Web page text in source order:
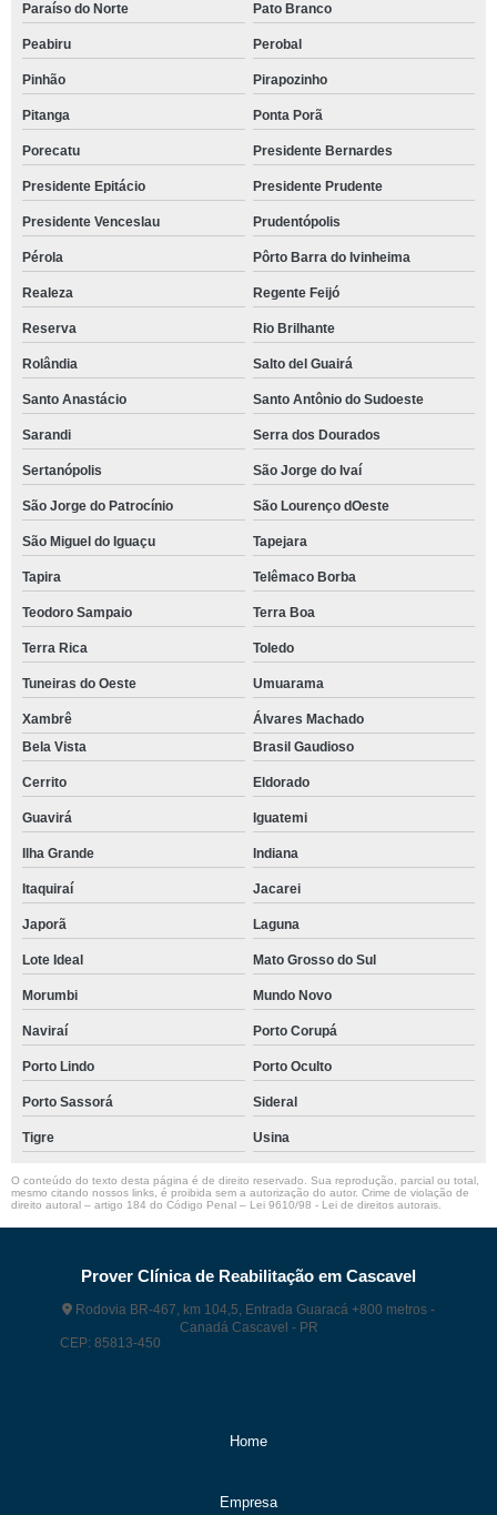
Paraíso do Norte Pato Branco
Peabiru Perobal
Pinhão Pirapozinho
Pitanga Ponta Porã
Porecatu Presidente Bernardes
Presidente Epitácio Presidente Prudente
Presidente Venceslau Prudentópolis
Pérola Pôrto Barra do Ivinheima
Realeza Regente Feijó
Reserva Rio Brilhante
Rolândia Salto del Guairá
Santo Anastácio Santo Antônio do Sudoeste
Sarandi Serra dos Dourados
Sertanópolis São Jorge do Ivaí
São Jorge do Patrocínio São Lourenço dOeste
São Miguel do Iguaçu Tapejara
Tapira Telêmaco Borba
Teodoro Sampaio Terra Boa
Terra Rica Toledo
Tuneiras do Oeste Umuarama
Xambrê
Álvares Machado
Bela Vista
Brasil Gaudioso
Cerrito Eldorado
Guavirá Iguatemi
Ilha Grande Indiana
Itaquiraí Jacarei
Japorã Laguna
Lote Ideal Mato Grosso do Sul
Morumbi Mundo Novo
Naviraí Porto Corupá
Porto Lindo Porto Oculto
Porto Sassorá Sideral
Tigre Usina
O conteúdo do texto desta página é de direito reservado. Sua reprodução, parcial ou total,
mesmo citando nossos links, é proibida sem a autorização do autor. Crime de violação de
direito autoral – artigo 184 do Código Penal – Lei 9610/98 - Lei de direitos autorais
Prover Clínica de Reabilitação em Cascavel
Rodovia BR-467, km 104,5, Entrada Guaracá +800 metros -
Canadá Cascavel - PR
CEP: 85813-450
Home
Empresa